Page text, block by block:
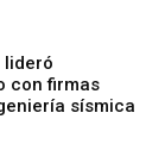
lideró
con firmas
sísmica